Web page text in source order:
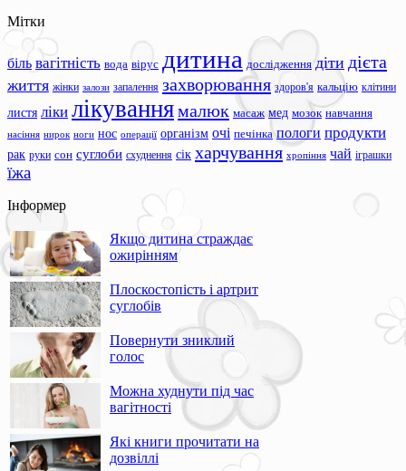
Мітки
біль вагітність вода вірус дитина дослідження діти дієта
життя жінки залози запалення захворювання здоров'я кальцію клітини
листя ліки лікуваннямалюк масаж мед мозок навчання
насіння нирок ноги нос операції організм очі печінка пологи продукти
рак руки сон суглоби схуднення сік харчування хропіння чай іграшки
їжа
Інформер
Якщо дитина страждає
ожирінням
Плоскостопість і артрит
суглобів
Повернути зниклий
голос
Можна худнути під час
вагітності
Які книги прочитати на
дозвіллі